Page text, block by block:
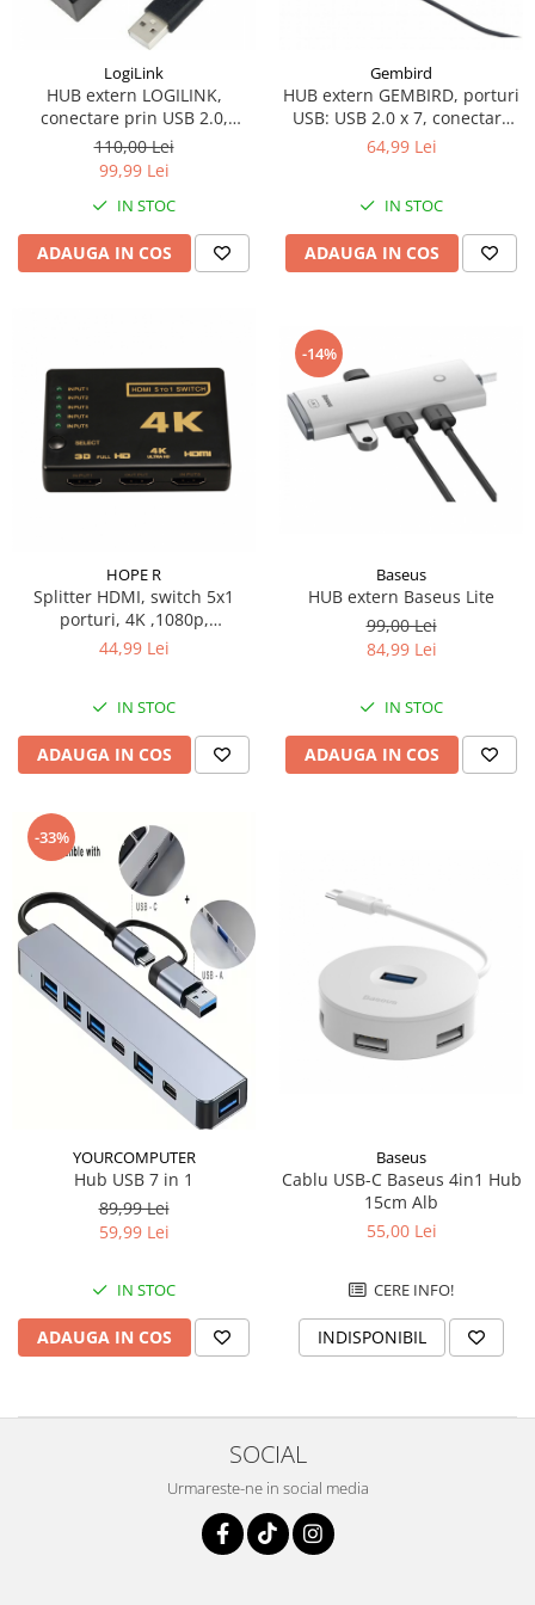
Alimentatoare Laptopuri
Componente Laptop
Laptop / Notebook NOI
LogiLink
HUB extern LOGILINK,
conectare prin USB 2.0,
alimentare retea 220 V, cablu
0.5 m, negru, UA0128
110,00 Lei
99,99 Lei
IN STOC
ADAUGA IN COS
Gembird
HUB extern GEMBIRD, porturi
USB: USB 2.0 x 7, conectare
prin USB 2.0, alimentare retea
64,99 Lei
IN STOC
ADAUGA IN COS
HOPE R
Splitter HDMI, switch 5x1
porturi, 4K ,1080p,
telecomanda, negru, HOPE R
44,99 Lei
IN STOC
ADAUGA IN COS
-14%
Baseus
HUB extern Baseus Lite
99,00 Lei
84,99 Lei
IN STOC
ADAUGA IN COS
-33%
YOURCOMPUTER
Hub USB 7 in 1
89,99 Lei
59,99 Lei
IN STOC
ADAUGA IN COS
Baseus
Cablu USB-C Baseus 4in1 Hub
15cm Alb
55,00 Lei
CERE INFO!
INDISPONIBIL
SOCIAL
Urmareste-ne in social media